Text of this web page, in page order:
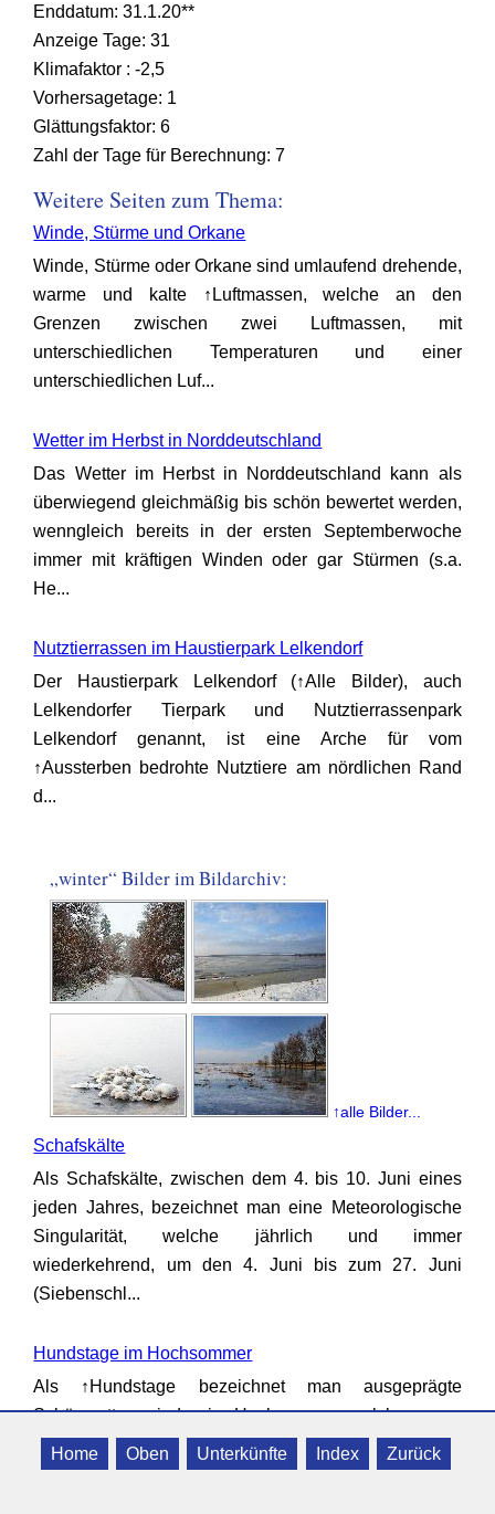
Enddatum: 31.1.20**
Anzeige Tage: 31
Klimafaktor : -2,5
Vorhersagetage: 1
Glättungsfaktor: 6
Zahl der Tage für Berechnung: 7
Weitere Seiten zum Thema:
Winde, Stürme und Orkane
Winde, Stürme oder Orkane sind umlaufend drehende,
warme und kalte ↑Luftmassen, welche an den
Grenzen zwischen zwei Luftmassen, mit
unterschiedlichen Temperaturen und einer
unterschiedlichen Luf...
Wetter im Herbst in Norddeutschland
Das Wetter im Herbst in Norddeutschland kann als
überwiegend gleichmäßig bis schön bewertet werden,
wenngleich bereits in der ersten Septemberwoche
immer mit kräftigen Winden oder gar Stürmen (s.a.
He...
Nutztierrassen im Haustierpark Lelkendorf
Der Haustierpark Lelkendorf (↑Alle Bilder), auch
Lelkendorfer Tierpark und Nutztierrassenpark
Lelkendorf genannt, ist eine Arche für vom
↑Aussterben bedrohte Nutztiere am nördlichen Rand
d...
„winter“ Bilder im Bildarchiv:
↑alle Bilder...
Schafskälte
Als Schafskälte, zwischen dem 4. bis 10. Juni eines
jeden Jahres, bezeichnet man eine Meteorologische
Singularität, welche jährlich und immer
wiederkehrend, um den 4. Juni bis zum 27. Juni
(Siebenschl...
Hundstage im Hochsommer
Als ↑Hundstage bezeichnet man ausgeprägte
Schönwetterperioden im Hochsommer, welche gegen
Ende Juli und Anfang August auftreten können.
Meistens enden die Hundstage in der ersten Dekade
Home Oben Unterkünfte Index Zurück